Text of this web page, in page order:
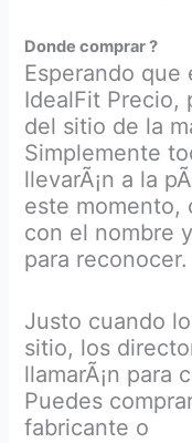
Donde comprar ?
Esperando
IdealFit Precio,
del sitio de la
Simplemente
llevarÃ¡n a la
este momento,
con el nombre
para reconocer.
Justo cuando
sitio, los
llamarÃ¡n para
Puedes
fabricante o